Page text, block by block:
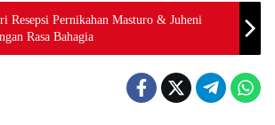
Resepsi Pernikahan Masturo & Juheni
Rasa Bahagia